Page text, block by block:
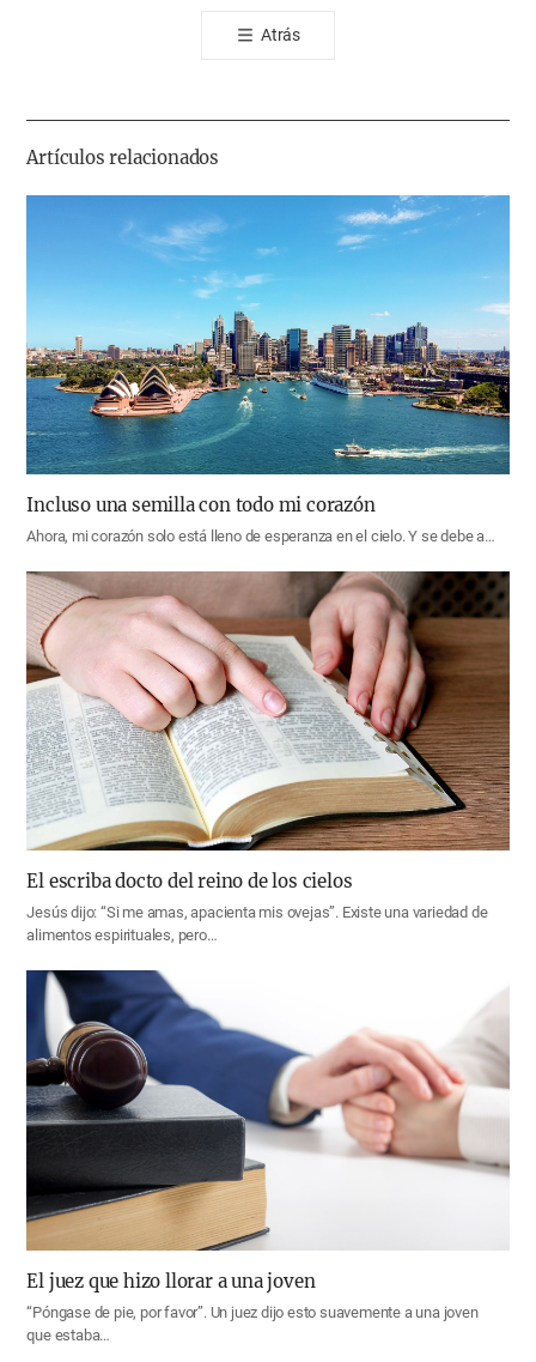
톡
공
기
Atrás
Artículos relacionados
Incluso una semilla con todo mi corazón
Ahora, mi corazón solo está lleno de esperanza en el cielo. Y se debe a…
El escriba docto del reino de los cielos
Jesús dijo: “Si me amas, apacienta mis ovejas”. Existe una variedad de
alimentos espirituales, pero…
El juez que hizo llorar a una joven
“Póngase de pie, por favor”. Un juez dijo esto suavemente a una joven
que estaba…